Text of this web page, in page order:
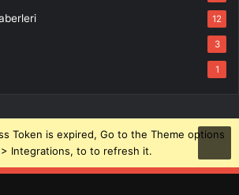
12
3
1
Token is expired, Go to the Theme options
> Integrations, to to refresh it.